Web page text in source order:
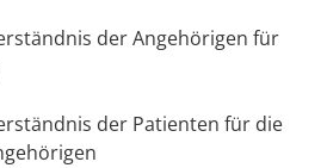
der Angehörigen für
der Patienten für die